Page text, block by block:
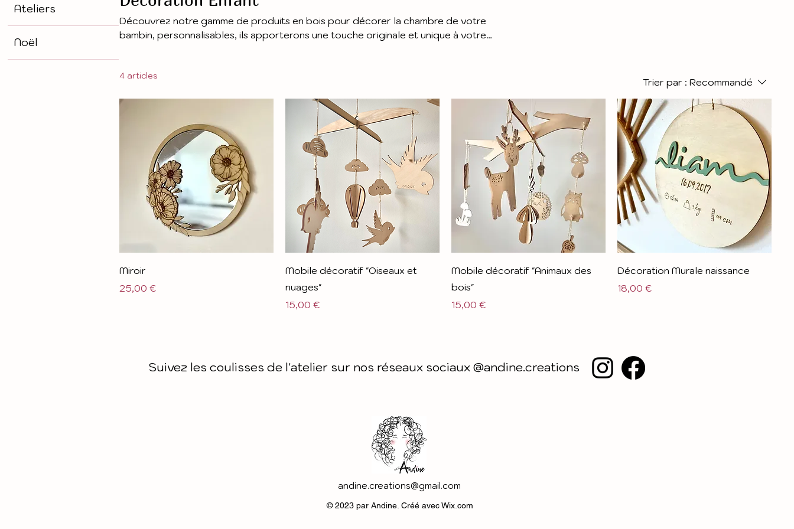
Découvrez notre gamme de produits en bois pour décorer la chambre de votre
bambin, personnalisables, ils apporterons une touche originale et unique à votre
4 articles
Trier par : Recommandé
Miroir
Prix
25,00 €
Mobile décoratif "Oiseaux et
nuages"
Prix
15,00 €
Mobile décoratif "Animaux des
bois"
Prix
15,00 €
Décoration Murale naissance
Prix
18,00 €
Ateliers
Noël
Suivez les coulisses de l'atelier sur nos réseaux sociaux @andine.creations
andine.creations@gmail.com
© 2023 par Andine. Créé avec Wix.com